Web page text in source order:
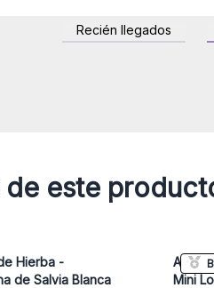
customers by offering an
Recién llegados
de este
Hierba -
de Salvia Blanca
Atado
Mini